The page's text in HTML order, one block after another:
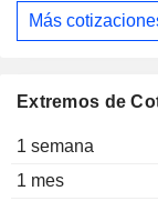
Más
Extremos de
1 semana
1 mes